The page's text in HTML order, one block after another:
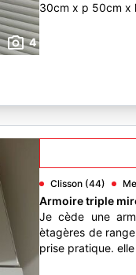
4
30cm x p 50cm x
Clisson (44)
Armoire triple
Je cède une
ètagères de
prise pratique.